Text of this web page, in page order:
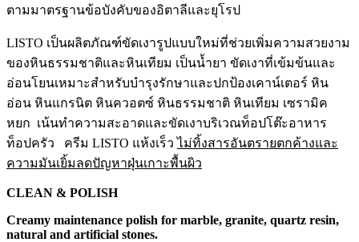
ตามมาตรฐานข้อบังคับของอิตาลีและยุโรป
LISTO เป็นผลิตภัณฑ์ขัดเงารูปแบบใหม่ที่ช่วยเพิ่มความสวยงาม
ของหินธรรมชาติและหินเทียม เป็นน้ำยา ขัดเงาที่เข้มข้นและ
อ่อนโยนเหมาะสำหรับบำรุงรักษาและปกป้องเคาน์เตอร์ หิน
อ่อน หินแกรนิต หินควอตซ์ หินธรรมชาติ หินเทียม เซรามิค
หยก เน้นทำความสะอาดและขัดเงาบริเวณท็อปโต๊ะอาหาร
ท็อปครัว ครีม LISTO แห้งเร็วไม่ทิ้งสารอันตรายตกค้างและ
ความมันเยิ้มลดปัญหาฝุ่นเกาะพื้นผิว
CLEAN & POLISH
Creamy maintenance polish for marble, granite, quartz resin,
natural and artificial stones.